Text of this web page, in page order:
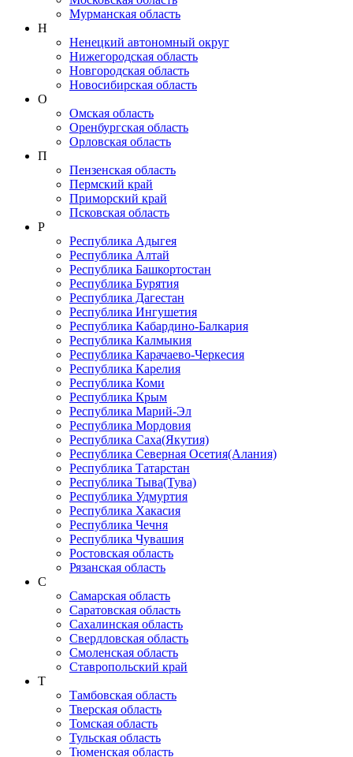
Мурманская область
Н
Ненецкий автономный округ
Нижегородская область
Новгородская область
Новосибирская область
О
Омская область
Оренбургская область
Орловская область
П
Пензенская область
Пермский край
Приморский край
Псковская область
Р
Республика Адыгея
Республика Алтай
Республика Башкортостан
Республика Бурятия
Республика Дагестан
Республика Ингушетия
Республика Кабардино-Балкария
Республика Калмыкия
Республика Карачаево-Черкеcия
Республика Карелия
Республика Коми
Республика Крым
Республика Марий-Эл
Республика Мордовия
Республика Саха(Якутия)
Республика Северная Осетия(Алания)
Республика Татарстан
Республика Тыва(Тува)
Республика Удмуртия
Республика Хакасия
Республика Чечня
Республика Чувашия
Ростовская область
Рязанская область
С
Самарская область
Саратовская область
Сахалинская область
Свердловская область
Смоленская область
Ставропольский край
Т
Тамбовская область
Тверская область
Томская область
Тульская область
Тюменская область